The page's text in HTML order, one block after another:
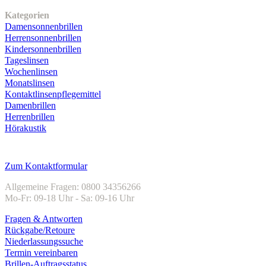
Kategorien
Damensonnenbrillen
Herrensonnenbrillen
Kindersonnenbrillen
Tageslinsen
Wochenlinsen
Monatslinsen
Kontaktlinsenpflegemittel
Damenbrillen
Herrenbrillen
Hörakustik
Zum Kontaktformular
Allgemeine Fragen: 0800 34356266
Mo-Fr: 09-18 Uhr - Sa: 09-16 Uhr
Fragen & Antworten
Rückgabe/Retoure
Niederlassungssuche
Termin vereinbaren
Brillen-Auftragsstatus